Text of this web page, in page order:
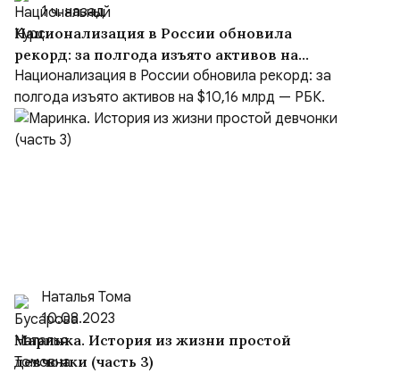
1 ч. назад
Национализация в России обновила
рекорд: за полгода изъято активов на
$10,16 млрд
Национализация в России обновила рекорд: за
полгода изъято активов на $10,16 млрд — РБК.
Наталья Тома
10.08.2023
Маринка. История из жизни простой
девчонки (часть 3)